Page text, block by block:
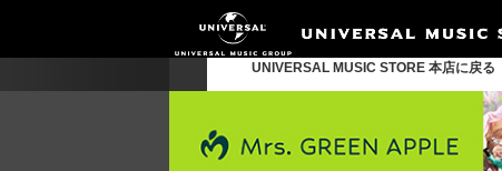
UNIVERSAL MUSIC STORE 本店に戻